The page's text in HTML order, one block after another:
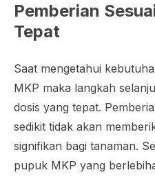
Pemberian
Tepat
Saat mengetahui
MKP maka langkah
dosis yang tepat.
sedikit tidak akan
signifikan bagi tanaman.
pupuk MKP yang